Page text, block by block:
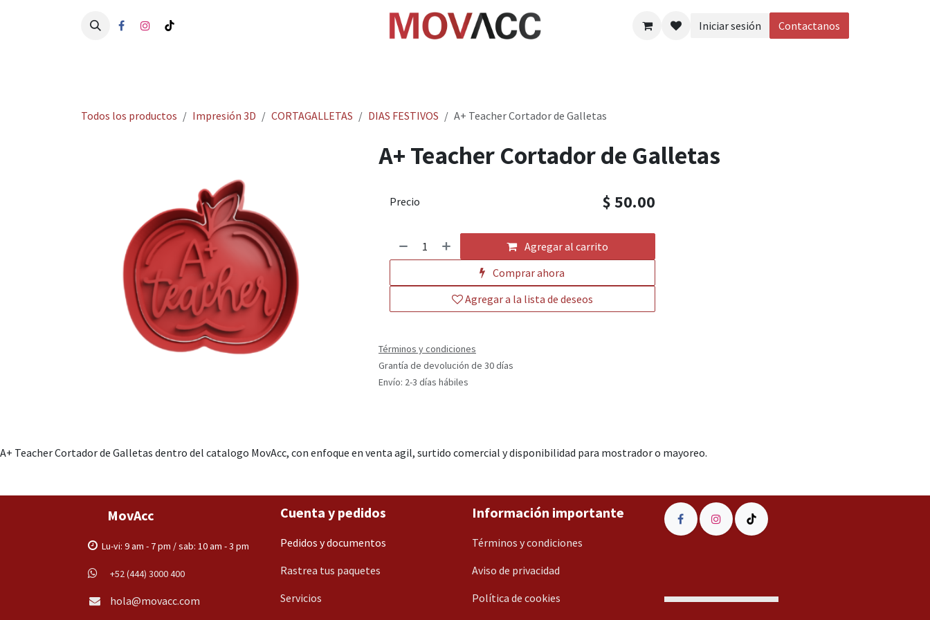
Iniciar sesión
Contactanos
Todos los productos Impresión 3D CORTAGALLETAS DIAS FESTIVOS A+ Teacher Cortador de Galletas
A+ Teacher Cortador de Galletas
Agregar al carrito
Comprar ahora
Agregar a la lista de deseos
Precio $50.00
Términos y condiciones
Grantía de devolución de 30 días
Envío: 2-3 días hábiles
A+ Teacher Cortador de Galletas dentro del catalogo MovAcc, con enfoque en venta agil, surtido comercial y disponibilidad para mostrador o mayoreo.
MovAcc
Lu-vi: 9 am - 7 pm / sab: 10 am - 3 pm
+52 (444) 3000 400
hola@movacc.com
Cuenta y pedidos
Pedidos y documentos
Rastrea tus paquetes
Servicios
Información importante
Términos y condiciones
Aviso de privacidad
Política de cookies